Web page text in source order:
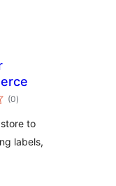
(0कुल
रेटिङ्गहरू
)
to
labels,